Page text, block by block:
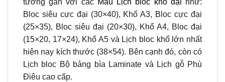
tường gắn với các Mẫu Lịch bloc khổ đại như:
Bloc siêu cực đại (30×40), Khổ A3, Bloc cực đại
(25×35), Bloc siêu đại (20×30), Khổ A4, Bloc đại
(15×20, 17×24), Khổ A5 và Lịch bloc khổ lớn nhất
hiện nay kích thước (38×54). Bên cạnh đó, còn có
Lịch bloc Bộ bảng bìa Laminate và Lịch gỗ Phù
Điêu cao cấp.